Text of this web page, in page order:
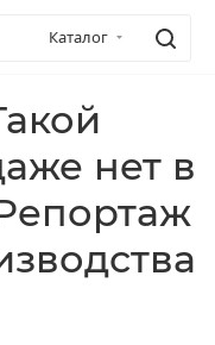
Каталог
нет в